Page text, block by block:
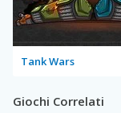
Tank Wars
Giochi Correlati